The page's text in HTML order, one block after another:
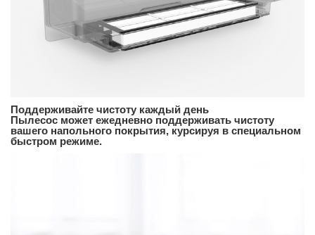
Поддерживайте чистоту каждый день
Пылесос может ежедневно поддерживать чистоту
вашего напольного покрытия, курсируя в специальном
быстром режиме.